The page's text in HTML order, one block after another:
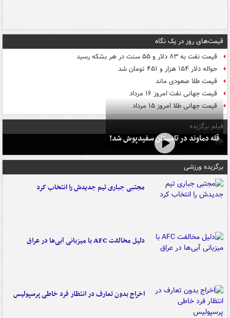
قیمت‌های روز در یک نگاه
قیمت نفت به ۸۳ دلار و ۵۵ سنت در هر بشکه رسید
حواله دلار ۱۵۴ هزار و ۴۵۱ تومان شد
قیمت طلا صعودی ماند
قیمت جهانی نفت امروز ۱۶ مرداد
قیمت جهانی طلا امروز ۱۵ مرداد
فیلم برگزیده
قله دماوند در تابستان سفیدپوش شد!
برگزیده ورزشی
مجتبی جباری تیم جدیدش را انتخاب کرد
دلیل مخالفت AFC با میزبانی آبی‌ها در عراق
اخراج بدون تعارف در انتظار فرد خاطی پرسپولیس